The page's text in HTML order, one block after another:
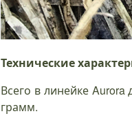
Технические
Всего в линейке
грамм.